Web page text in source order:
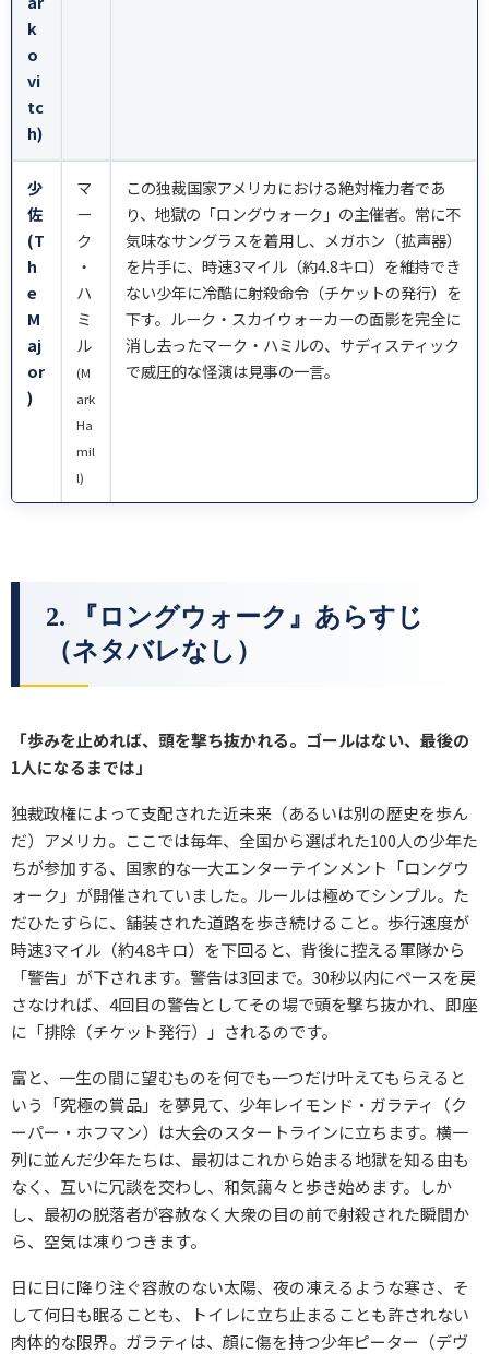
k
o
vi
tc
h)
少
佐
(T
h
e
M
aj
or
)
マ
ー
ク
・
ハ
ミ
ル
(M
ark
Ha
mil
l)
この独裁国家アメリカにおける絶対権力者であ
り、地獄の「ロングウォーク」の主催者。常に不
気味なサングラスを着用し、メガホン（拡声器）
を片手に、時速3マイル（約4.8キロ）を維持でき
ない少年に冷酷に射殺命令（チケットの発行）を
下す。ルーク・スカイウォーカーの面影を完全に
消し去ったマーク・ハミルの、サディスティック
で威圧的な怪演は見事の一言。
2. 『ロングウォーク』あらすじ
（ネタバレなし）
「歩みを止めれば、頭を撃ち抜かれる。ゴールはない、最後の
1人になるまでは」
独裁政権によって支配された近未来（あるいは別の歴史を歩ん
だ）アメリカ。ここでは毎年、全国から選ばれた100人の少年た
ちが参加する、国家的な一大エンターテインメント「ロングウ
ォーク」が開催されていました。ルールは極めてシンプル。た
だひたすらに、舗装された道路を歩き続けること。歩行速度が
時速3マイル（約4.8キロ）を下回ると、背後に控える軍隊から
「警告」が下されます。警告は3回まで。30秒以内にペースを戻
さなければ、4回目の警告としてその場で頭を撃ち抜かれ、即座
に「排除（チケット発行）」されるのです。
富と、一生の間に望むものを何でも一つだけ叶えてもらえると
いう「究極の賞品」を夢見て、少年レイモンド・ガラティ（ク
ーパー・ホフマン）は大会のスタートラインに立ちます。横一
列に並んだ少年たちは、最初はこれから始まる地獄を知る由も
なく、互いに冗談を交わし、和気藹々と歩き始めます。しか
し、最初の脱落者が容赦なく大衆の目の前で射殺された瞬間か
ら、空気は凍りつきます。
日に日に降り注ぐ容赦のない太陽、夜の凍えるような寒さ、そ
して何日も眠ることも、トイレに立ち止まることも許されない
肉体的な限界。ガラティは、顔に傷を持つ少年ピーター（デヴ